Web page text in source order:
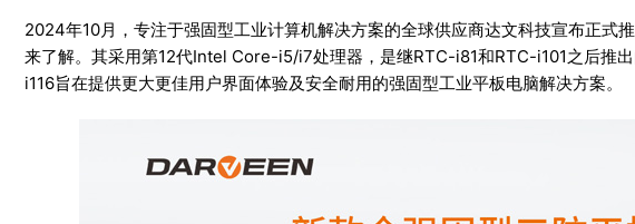
2024年10月，专注于强固型工业计算机解决方案的全球供应商达文科技宣布正式
来了解。其采用第12代Intel Core-i5/i7处理器，是继RTC-i81和RTC-i101之后推
i116旨在提供更大更佳用户界面体验及安全耐用的强固型工业平板电脑解决方案。